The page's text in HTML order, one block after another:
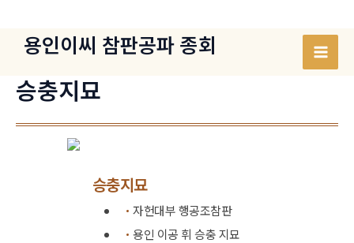
용인이씨 참판공파 종회
Main
승충지묘
승충지묘
자헌대부 행공조참판
용인 이공 휘 승충 지묘